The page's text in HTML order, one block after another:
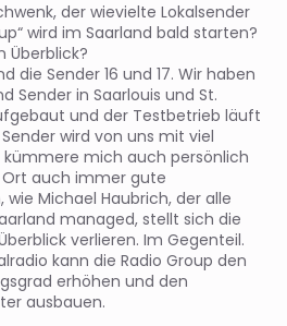
der wievielte Lokalsender
wird im Saarland bald starten?
Überblick?
die Sender 16 und 17. Wir haben
Sender in Saarlouis und St.
und der Testbetrieb läuft
wird von uns mit viel
mich auch persönlich
auch immer gute
Michael Haubrich, der alle
managed, stellt sich die
verlieren. Im Gegenteil.
kann die Radio Group den
erhöhen und den
ausbauen.